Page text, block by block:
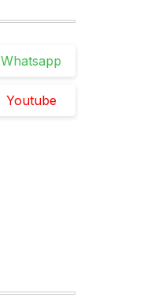
Whatsapp
Youtube